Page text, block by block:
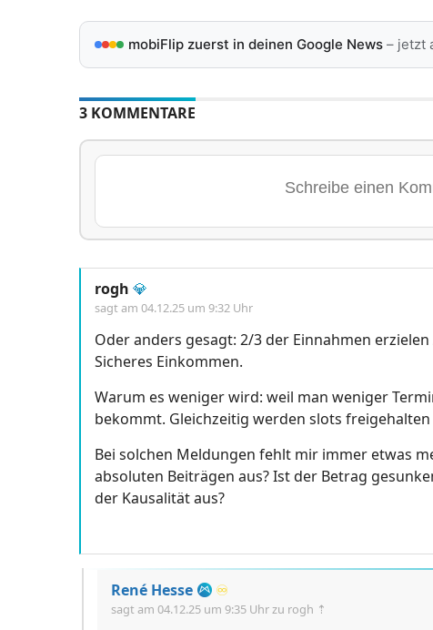
mobiFlip zuerst in deinen Google News– jetzt
3 KOMMENTARE
rogh 💎
sagt am 04.12.25 um 9:32 Uhr
Oder anders gesagt: 2/3 der Einnahmen
Sicheres Einkommen.
Warum es weniger wird: weil man weniger
bekommt. Gleichzeitig werden slots
Bei solchen Meldungen fehlt mir immer etwas
absoluten Beiträgen aus? Ist der Betrag
der Kausalität aus?
René Hesse ♾️
sagt am 04.12.25 um 9:35 Uhrzu rogh ⇡